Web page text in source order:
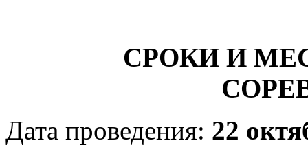
СРОКИ И
Дата проведения: 22